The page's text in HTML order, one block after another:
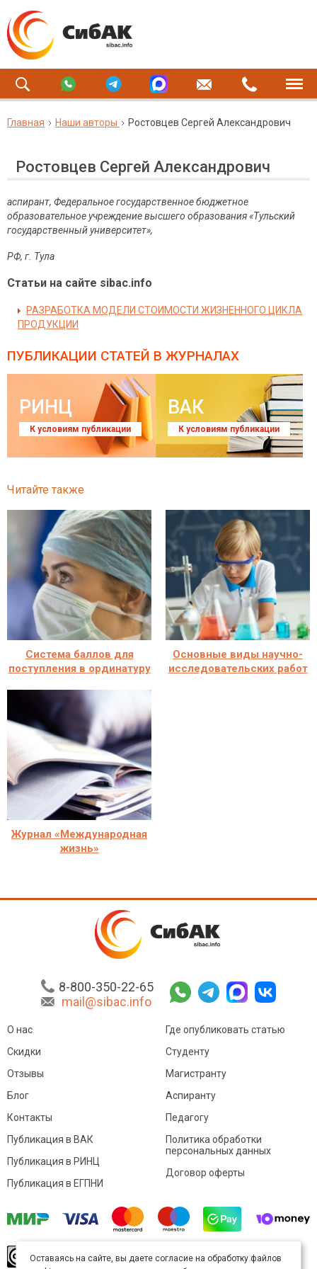
Главная Наши авторы Ростовцев Сергей Александрович
Ростовцев Сергей Александрович
аспирант, Федеральное государственное бюджетное
образовательное учреждение высшего образования «Тульский
государственный университет»,
РФ, г. Тула
Статьи на сайте sibac.info
РАЗРАБОТКА МОДЕЛИ СТОИМОСТИ ЖИЗНЕННОГО ЦИКЛА
ПРОДУКЦИИ
ПУБЛИКАЦИИ СТАТЕЙ В ЖУРНАЛАХ
РИНЦ
К условиям публикации
ВАК
К условиям публикации
Читайте также
Система баллов для
поступления в ординатуру
Основные виды научно-
исследовательских работ
Журнал «Международная
жизнь»
8-800-350-22-65
mail@sibac.info
О нас
Скидки
Отзывы
Блог
Контакты
Где опубликовать статью
Студенту
Магистранту
Аспиранту
Педагогу
Публикация в ВАК
Публикация в РИНЦ
Публикация в ЕГПНИ
Политика обработки
персональных данных
Договор оферты
произведение доступно полицензии Creative
Оставаясь на сайте, вы даете согласие на обработку файлов